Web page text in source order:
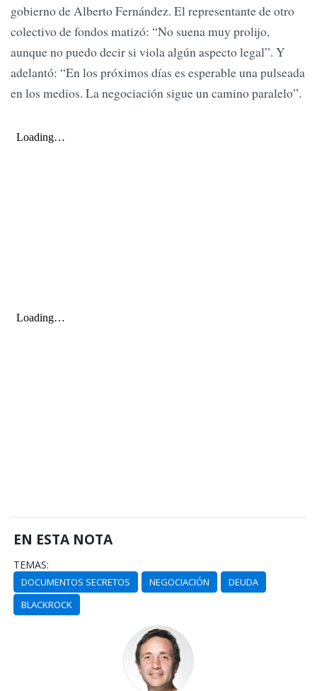
gobierno de Alberto Fernández. El representante de otro
colectivo de fondos matizó: “No suena muy prolijo,
aunque no puedo decir si viola algún aspecto legal”. Y
adelantó: “En los próximos días es esperable una pulseada
en los medios. La negociación sigue un camino paralelo”.
EN ESTA NOTA
TEMAS:
DOCUMENTOS SECRETOS NEGOCIACIÓN
DEUDA
BLACKROCK